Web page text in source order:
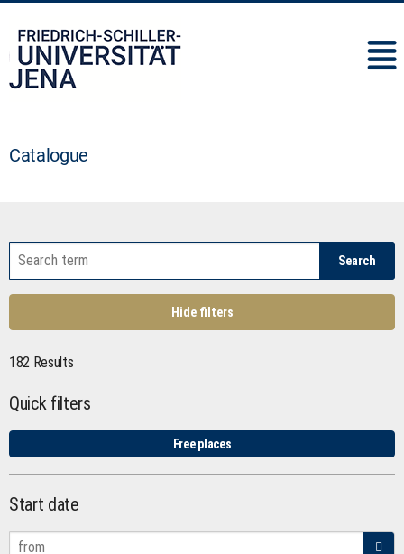
Catalogue
Search
Hide filters
182 Results
Quick filters
Free places
Start date